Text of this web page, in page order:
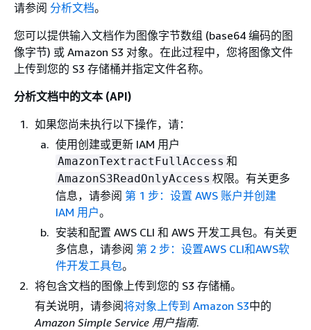
请参阅 分析文档。
您可以提供输入文档作为图像字节数组 (base64 编码的图
像字节) 或 Amazon S3 对象。在此过程中，您将图像文件
上传到您的 S3 存储桶并指定文件名称。
分析文档中的文本 (API)
如果您尚未执行以下操作，请：
使用创建或更新 IAM 用户
AmazonTextractFullAccess 和
AmazonS3ReadOnlyAccess 权限。有关更多
信息，请参阅 第 1 步：设置 AWS 账户并创建
IAM 用户。
安装和配置 AWS CLI 和 AWS 开发工具包。有关更
多信息，请参阅 第 2 步：设置AWS CLI和AWS软
件开发工具包。
将包含文档的图像上传到您的 S3 存储桶。
有关说明，请参阅将对象上传到 Amazon S3中的
Amazon Simple Service 用户指南.